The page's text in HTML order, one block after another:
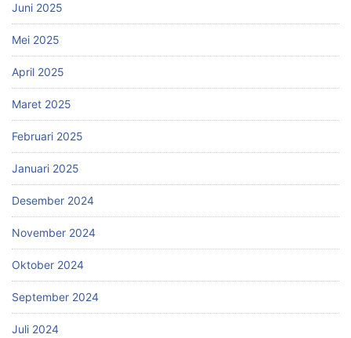
Juni 2025
Mei 2025
April 2025
Maret 2025
Februari 2025
Januari 2025
Desember 2024
November 2024
Oktober 2024
September 2024
Juli 2024